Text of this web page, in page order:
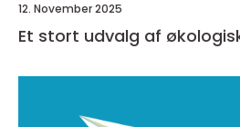
12. November 2025
Et stort udvalg af